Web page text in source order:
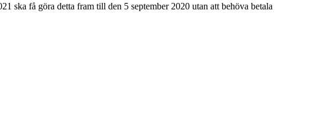
ska få göra detta fram till den 5 september 2020 utan att behöva betala